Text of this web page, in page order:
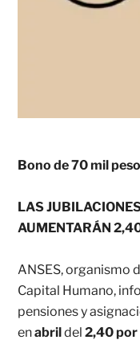
Bono de 70 mil
LAS
AUMENTARÁN
ANSES, organismo
Capital Humano,
pensiones y
enabrildel2,40